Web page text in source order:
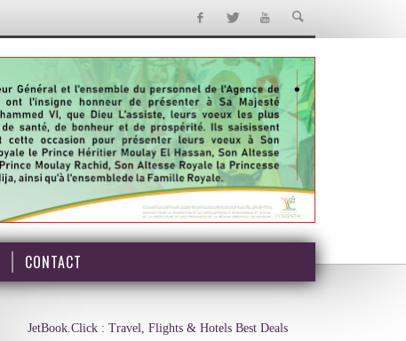
CONTACT
JetBook.Click : Travel, Flights & Hotels Best Deals